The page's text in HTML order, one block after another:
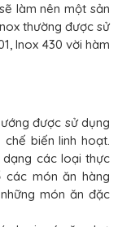
làm nên một sản
thường được sử
Inox 430 vời hàm
được sử dụng
biến linh hoạt.
các loại thực
các món ăn hàng
món ăn đặc